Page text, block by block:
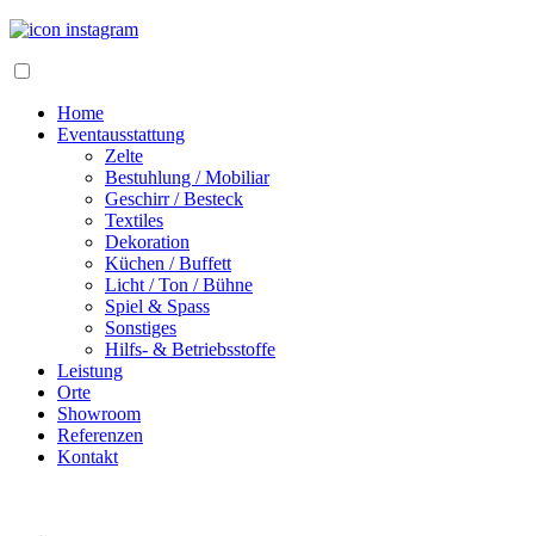
Home
Eventausstattung
Zelte
Bestuhlung / Mobiliar
Geschirr / Besteck
Textiles
Dekoration
Küchen / Buffett
Licht / Ton / Bühne
Spiel & Spass
Sonstiges
Hilfs- & Betriebsstoffe
Leistung
Orte
Showroom
Referenzen
Kontakt